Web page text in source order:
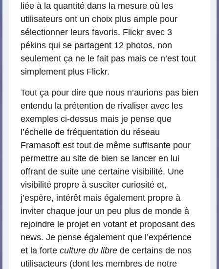
liée à la quantité dans la mesure où les
utilisateurs ont un choix plus ample pour
sélectionner leurs favoris. Flickr avec 3
pékins qui se partagent 12 photos, non
seulement ça ne le fait pas mais ce n’est tout
simplement plus Flickr.
Tout ça pour dire que nous n’aurions pas bien
entendu la prétention de rivaliser avec les
exemples ci-dessus mais je pense que
l’échelle de fréquentation du réseau
Framasoft est tout de même suffisante pour
permettre au site de bien se lancer en lui
offrant de suite une certaine visibilité. Une
visibilité propre à susciter curiosité et,
j’espère, intérêt mais également propre à
inviter chaque jour un peu plus de monde à
rejoindre le projet en votant et proposant des
news. Je pense également que l’expérience
et la forte culture du libre de certains de nos
utilisacteurs (dont les membres de notre